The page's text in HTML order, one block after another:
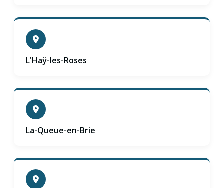
L'Haÿ-les-Roses
La-Queue-en-Brie